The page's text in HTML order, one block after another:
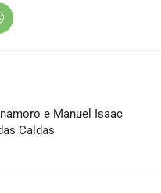
e Manuel Isaac
Caldas